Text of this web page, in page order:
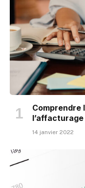
Comprendre
l’affacturage
14 janvier 2022